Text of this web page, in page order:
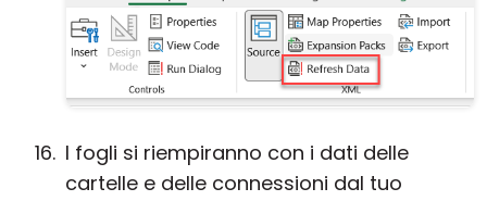
I fogli si riempiranno con i dati delle
cartelle e delle connessioni dal tuo